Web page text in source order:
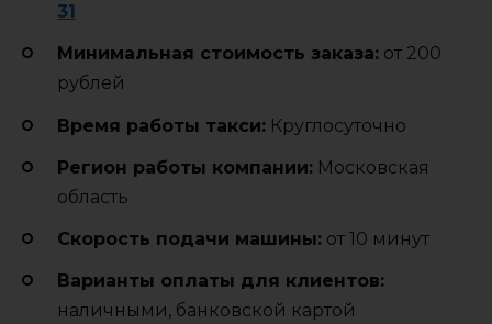
31
Минимальная стоимость заказа: от 200
рублей
Время работы такси: Круглосуточно
Регион работы компании: Московская
область
Cкорость подачи машины: от 10 минут
Варианты оплаты для клиентов:
наличными, банковской картой